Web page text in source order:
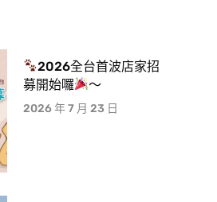
2026全台首波店家招
募開始囉
～
2026 年 7 月 23 日